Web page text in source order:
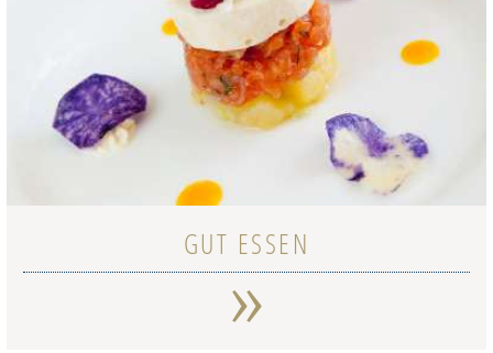
GUT ESSEN
»